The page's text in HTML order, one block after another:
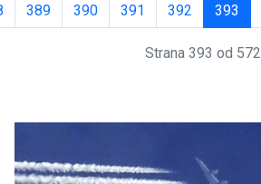
389 390 391 392 393
Strana 393 od 572